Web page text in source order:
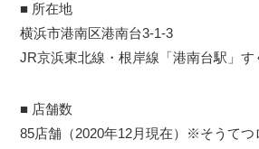
■ 所在地
横浜市港南区港南台3-1-3
JR京浜東北線・根岸線「港南台駅」す
■ 店舗数
85店舗（2020年12月現在）※そうてつ